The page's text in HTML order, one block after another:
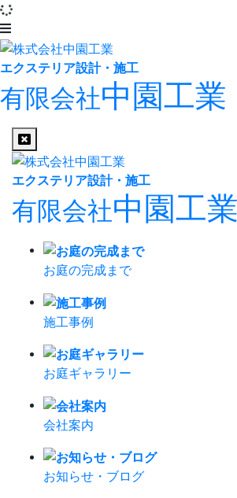
エクステリア設計・施工
有限会社中園工業
エクステリア設計・施工
有限会社中園工業
お庭の完成まで
施工事例
お庭ギャラリー
会社案内
お知らせ・ブログ